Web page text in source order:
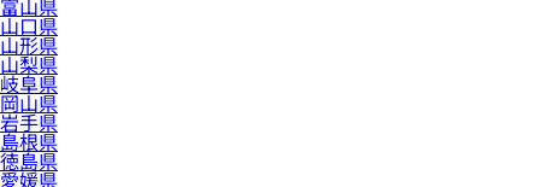
富山県
山口県
山形県
山梨県
岐阜県
岡山県
岩手県
島根県
徳島県
愛媛県